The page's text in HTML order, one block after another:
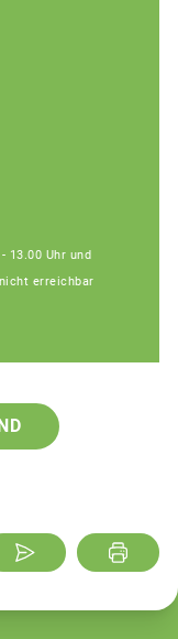
13.00 Uhr und
erreichbar